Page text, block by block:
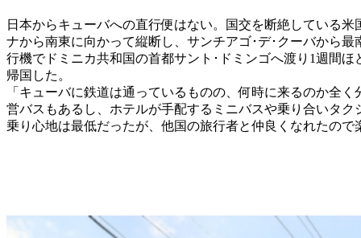
日本からキューバへの直行便はない。国交を断絶している
ナから南東に向かって縦断し、サンチアゴ･デ･クーバから
行機でドミニカ共和国の首都サント･ドミンゴへ渡り1週間
帰国した。
「キューバに鉄道は通っているものの、何時に来るのか全
営バスもあるし、ホテルが手配するミニバスや乗り合いタ
乗り心地は最低だったが、他国の旅行者と仲良くなれたので